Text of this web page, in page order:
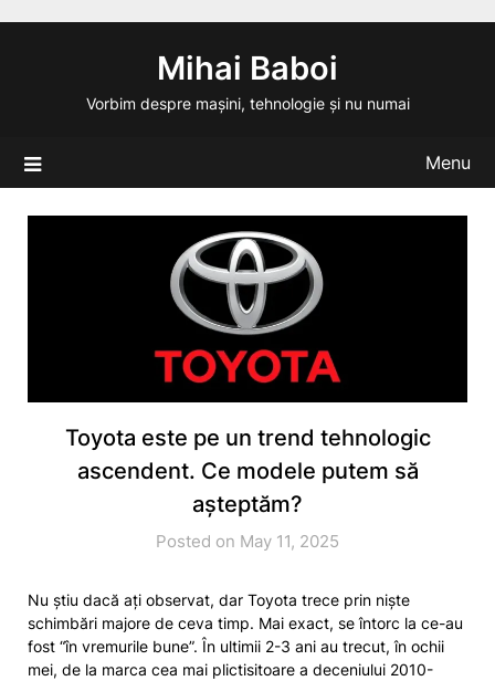
Mihai Baboi
Vorbim despre mașini, tehnologie și nu numai
Menu
Toyota este pe un trend tehnologic
ascendent. Ce modele putem să
așteptăm?
Posted on May 11, 2025
Nu știu dacă ați observat, dar Toyota trece prin niște
schimbări majore de ceva timp. Mai exact, se întorc la ce-au
fost “în vremurile bune”. În ultimii 2-3 ani au trecut, în ochii
mei, de la marca cea mai plictisitoare a deceniului 2010-